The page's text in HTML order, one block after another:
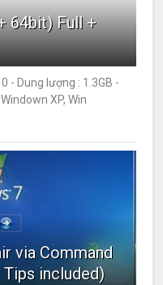
64bit) Full +
- Dung lượng : 1.3GB -
XP, Win
via Command
Tips included)